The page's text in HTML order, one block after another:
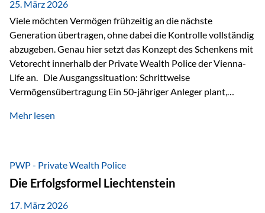
liechtensteinischen Verfassung. Darin…
25. März 2026
Viele möchten Vermögen frühzeitig an die nächste
Generation übertragen, ohne dabei die Kontrolle vollständig
abzugeben. Genau hier setzt das Konzept des Schenkens mit
Vetorecht innerhalb der Private Wealth Police der Vienna-
Life an. Die Ausgangssituation: Schrittweise
Vermögensübertragung Ein 50-jähriger Anleger plant,
der steuerliche Freibetrag optimal genutzt werden, sondern
strukturierte, langfristige Vermögensübertragung, ohne die
Kontrolle vollständig aus der Hand zu geben. Die Lösung:
Abschmelzung mit Vetorecht Die Umsetzung erfolgt über die
Private Wealth Police…
Mehr lesen
PWP - Private Wealth Police
Die Erfolgsformel Liechtenstein
17. März 2026